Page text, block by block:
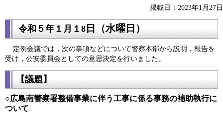
掲載日：2023年1月27日
令和５年１ 月１8 日（水曜日）
定例会議では，次の事項などについて警察本部から説明，報告を
受け，公安委員会としての意思決定を行いました。
【議題】
○広島南警察署整備事業に伴う工事に係る事務の補助執行に
ついて